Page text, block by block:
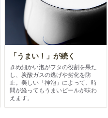
「うまい！」が続く
きめ細かい泡がフタの役割を果た
し、炭酸ガスの逃げや劣化を防
止。美しい「神泡」によって、時
間が経ってもうまいビールが味わ
えます。